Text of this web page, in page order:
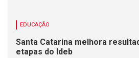
EDUCAÇÃO
Santa Catarina melhora
etapas do Ideb